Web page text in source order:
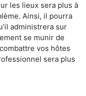
les lieux sera plus à
Ainsi, il pourra
administrera sur
se munir de
vos hôtes
sera plus